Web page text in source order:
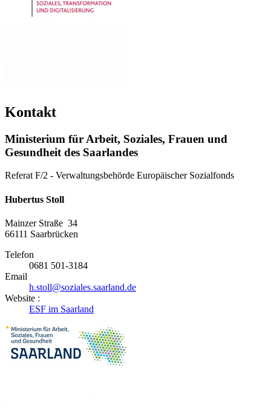
Kontakt
Ministerium für Arbeit, Soziales, Frauen und
Gesundheit des Saarlandes
Referat F/2 - Verwaltungsbehörde Europäischer Sozialfonds
Hubertus Stoll
Mainzer Straße 34
66111 Saarbrücken
Telefon
0681 501-3184
Email
h.stoll@soziales.saarland.de
Website :
ESF im Saarland